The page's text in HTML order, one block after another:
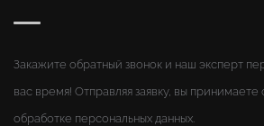
Закажите обратный звонок и наш эксперт
вас время! Отправляя заявку, вы
обработке персональных данных.